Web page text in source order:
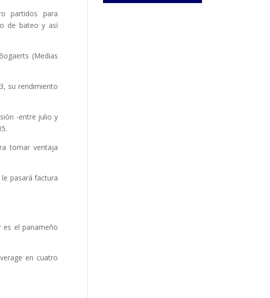
partidos para
de bateo y así
(Medias
su rendimiento
-entre julio y
tomar ventaja
pasará factura
es el panameño
en cuatro